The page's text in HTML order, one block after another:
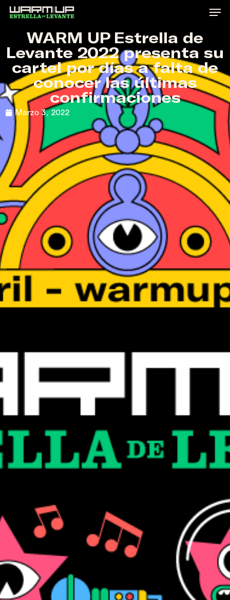
Skip
content
WARM UP Estrella de
Levante 2022 presenta su
cartel por días a falta de
conocer las últimas
confirmaciones
Marzo 3, 2022